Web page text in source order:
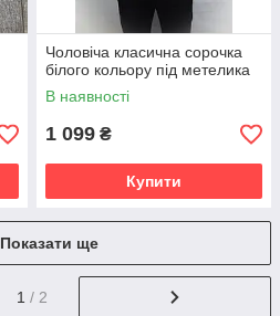
Чоловіча класична сорочка
білого кольору під метелика
В наявності
1 099 ₴
Купити
Показати ще
1 / 2